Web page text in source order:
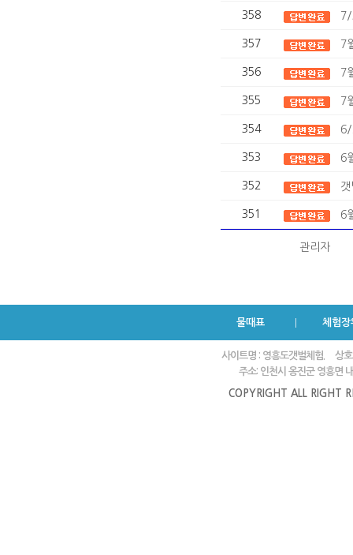
358 7/
357 7
356 7
355 7
354 6/
353 6
352
351 6
관리자
물때표 체험장
사이트명 : 영흥도갯벌체험.
상
주소: 인천시 옹진군 영흥면
COPYRIGHT ALL RIGHT